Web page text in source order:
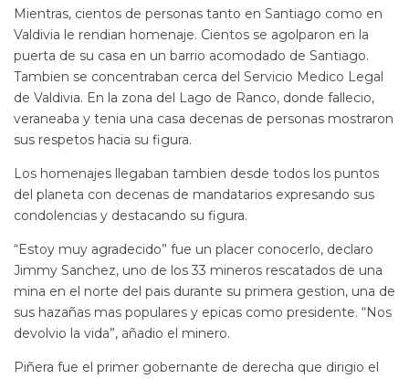
Mientras, cientos de personas tanto en Santiago como en
Valdivia le rendian homenaje. Cientos se agolparon en la
puerta de su casa en un barrio acomodado de Santiago.
Tambien se concentraban cerca del Servicio Medico Legal
de Valdivia. En la zona del Lago de Ranco, donde fallecio,
veraneaba y tenia una casa decenas de personas mostraron
sus respetos hacia su figura.
Los homenajes llegaban tambien desde todos los puntos
del planeta con decenas de mandatarios expresando sus
condolencias y destacando su figura.
“Estoy muy agradecido” fue un placer conocerlo, declaro
Jimmy Sanchez, uno de los 33 mineros rescatados de una
mina en el norte del pais durante su primera gestion, una de
sus hazañas mas populares y epicas como presidente. “Nos
devolvio la vida”, añadio el minero.
Piñera fue el primer gobernante de derecha que dirigio el